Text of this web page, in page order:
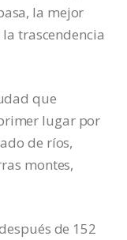
la mejor
trascendencia
que
lugar por
de ríos,
montes,
de 152